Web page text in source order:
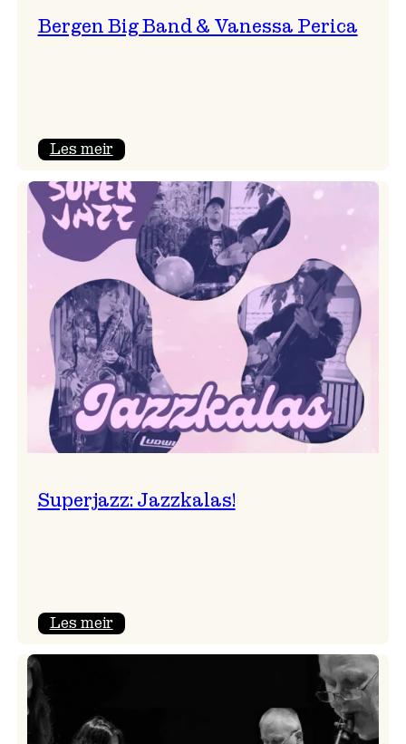
Bergen Big Band & Vanessa Perica
Les meir:
Big
Band
&
Vanessa
Perica
Superjazz: Jazzkalas!
Les meir: